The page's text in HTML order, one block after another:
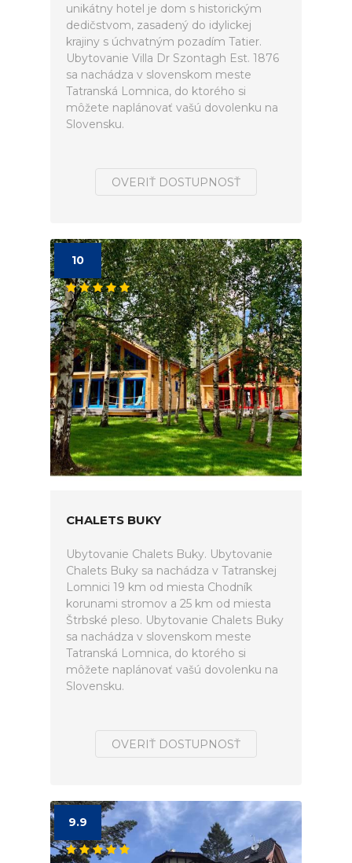
unikátny hotel je dom s historickým
dedičstvom, zasadený do idylickej
krajiny s úchvatným pozadím Tatier.
Ubytovanie Villa Dr Szontagh Est. 1876
sa nachádza v slovenskom meste
Tatranská Lomnica, do ktorého si
môžete naplánovať vašú dovolenku na
Slovensku.
OVERIŤ DOSTUPNOSŤ
10
CHALETS BUKY
Ubytovanie Chalets Buky. Ubytovanie
Chalets Buky sa nachádza v Tatranskej
Lomnici 19 km od miesta Chodník
korunami stromov a 25 km od miesta
Štrbské pleso. Ubytovanie Chalets Buky
sa nachádza v slovenskom meste
Tatranská Lomnica, do ktorého si
môžete naplánovať vašú dovolenku na
Slovensku.
OVERIŤ DOSTUPNOSŤ
9.9